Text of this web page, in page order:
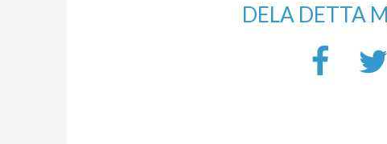
DELA DETTA